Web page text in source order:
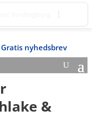
Gratis nyhedsbrev
&